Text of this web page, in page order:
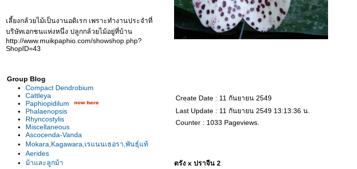
เลี้ยงกล้วยไม้เป็นงานอดิเรก เพราะทำงานประจำที่
บริษัทเอกชนแห่งหนึ่ง ปลูกกล้วยไม้อยู่ที่บ้าน
http://www.muikpaphio.com/showshop.php?
ShopID=43
Group Blog
Compact Dendrobium
Cattleya
Paphiopidilum
Phalaenopsis
Rhyncostylis
Miscellaneous
Ascocenda-Vanda
Mokara,Kagawara,เรแนนเธอรา,พันธุ์แท้
Aerides
ม้าและลูกม้า
Create Date : 11 กันยายน 2549
Last Update : 11 กันยายน 2549 13:13:36 น.
Counter : 1033 Pageviews.
ตรัง x ปราจีน 2